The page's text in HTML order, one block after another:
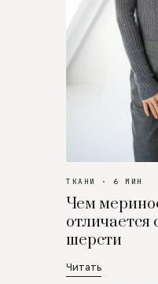
ТКАНИ · 6 МИН
Чем
отличается
шерсти
Читать